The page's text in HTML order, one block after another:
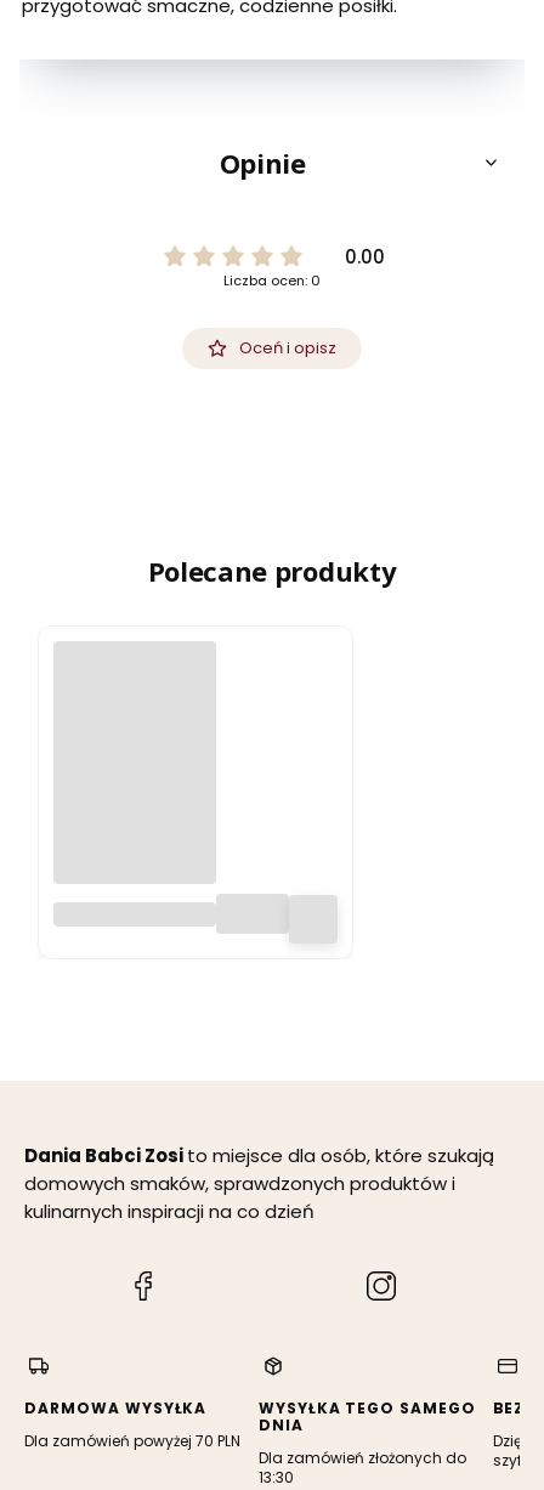
przygotować smaczne, codzienne posiłki.
Opinie
0.00
Liczba ocen: 0
Oceń i opisz
Polecane produkty
bez skórki 300 g -
Dania Babci Zosito miejsce dla osób, które szukają
domowych smaków, sprawdzonych produktów i
kulinarnych inspiracji na co dzień
karcie)
(Otwiera
karcie)
DARMOWA WYSYŁKA
Dla zamówień powyżej 70 PLN
WYSYŁKA TEGO SAMEGO
DNIA
Dla zamówień złożonych do
13:30
Dzięki